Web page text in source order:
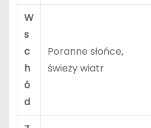
W
s
c
h
ó
d
Poranne słońce,
świeży wiatr